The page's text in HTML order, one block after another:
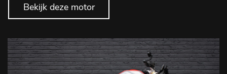
Bekijk deze motor